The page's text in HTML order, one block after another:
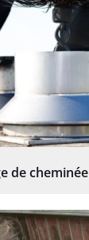
de cheminée